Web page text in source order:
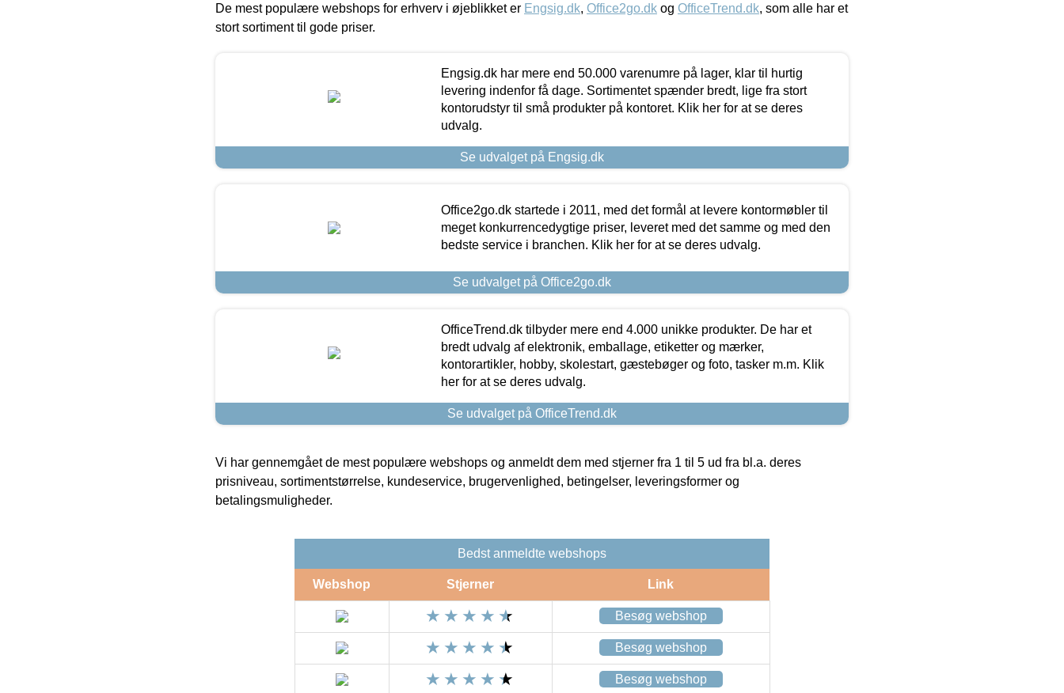
De mest populære webshops for erhverv i øjeblikket er Engsig.dk, Office2go.dk og OfficeTrend.dk, som alle har et
stort sortiment til gode priser.
Engsig.dk har mere end 50.000 varenumre på lager, klar til hurtig
levering indenfor få dage. Sortimentet spænder bredt, lige fra stort
kontorudstyr til små produkter på kontoret. Klik her for at se deres
udvalg.
Se udvalget på Engsig.dk
Office2go.dk startede i 2011, med det formål at levere kontormøbler til
meget konkurrencedygtige priser, leveret med det samme og med den
bedste service i branchen. Klik her for at se deres udvalg.
Se udvalget på Office2go.dk
OfficeTrend.dk tilbyder mere end 4.000 unikke produkter. De har et
bredt udvalg af elektronik, emballage, etiketter og mærker,
kontorartikler, hobby, skolestart, gæstebøger og foto, tasker m.m. Klik
her for at se deres udvalg.
Se udvalget på OfficeTrend.dk
Vi har gennemgået de mest populære webshops og anmeldt dem med stjerner fra 1 til 5 ud fra bl.a. deres
prisniveau, sortimentstørrelse, kundeservice, brugervenlighed, betingelser, leveringsformer og
betalingsmuligheder.
Bedst anmeldte webshops
Webshop Stjerner Link
Besøg webshop
Besøg webshop
Besøg webshop